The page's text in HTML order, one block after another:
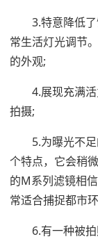
3.特意降低
常生活灯光调节
的外观;
4.展现充满
拍摄;
5.为曝光不
个特点，它会稍
的M系列滤镜相
常适合捕捉都市
6.有一种被